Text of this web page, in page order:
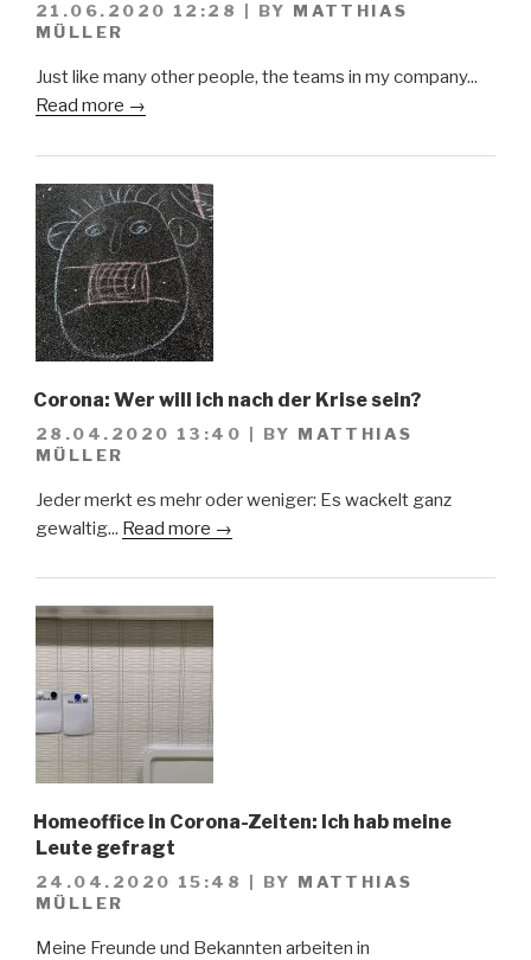
21.06.2020 12:28 BY MATTHIAS
MÜLLER
Just like many other people, the teams in my company...
Read more →
Corona: Wer will ich nach der Krise sein?
28.04.2020 13:40 BY MATTHIAS
MÜLLER
Jeder merkt es mehr oder weniger: Es wackelt ganz
gewaltig... Read more →
Homeoffice in Corona-Zeiten: Ich hab meine
Leute gefragt
24.04.2020 15:48 BY MATTHIAS
MÜLLER
Meine Freunde und Bekannten arbeiten in